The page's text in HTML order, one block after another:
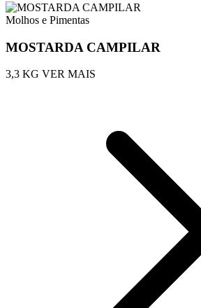
Molhos e Pimentas
MOSTARDA CAMPILAR
3,3 KG VER MAIS